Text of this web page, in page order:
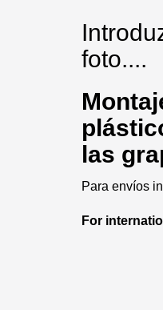
foto....
las
Para envíos
For